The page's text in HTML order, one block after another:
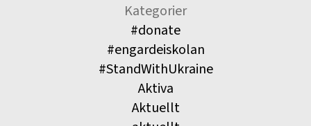
Kategorier
#donate
#engardeiskolan
#StandWithUkraine
Aktiva
Aktuellt